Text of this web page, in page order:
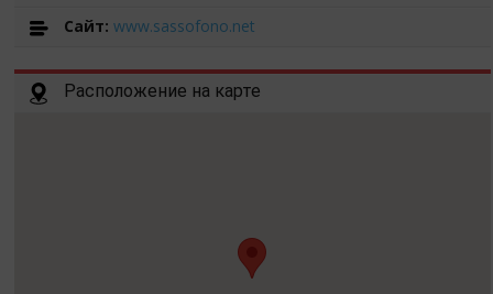
Cайт: www.sassofono.net
Расположение на карте